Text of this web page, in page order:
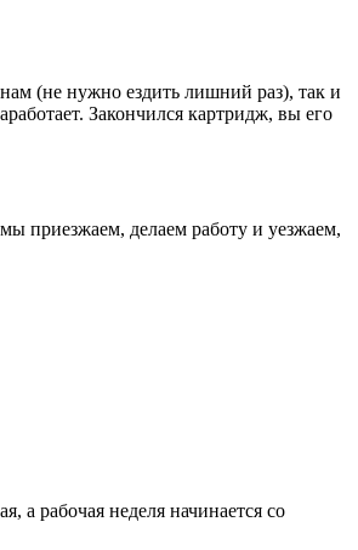
(не нужно ездить лишний раз), так и
Закончился картридж, вы его
приезжаем, делаем работу и уезжаем,
рабочая неделя начинается со